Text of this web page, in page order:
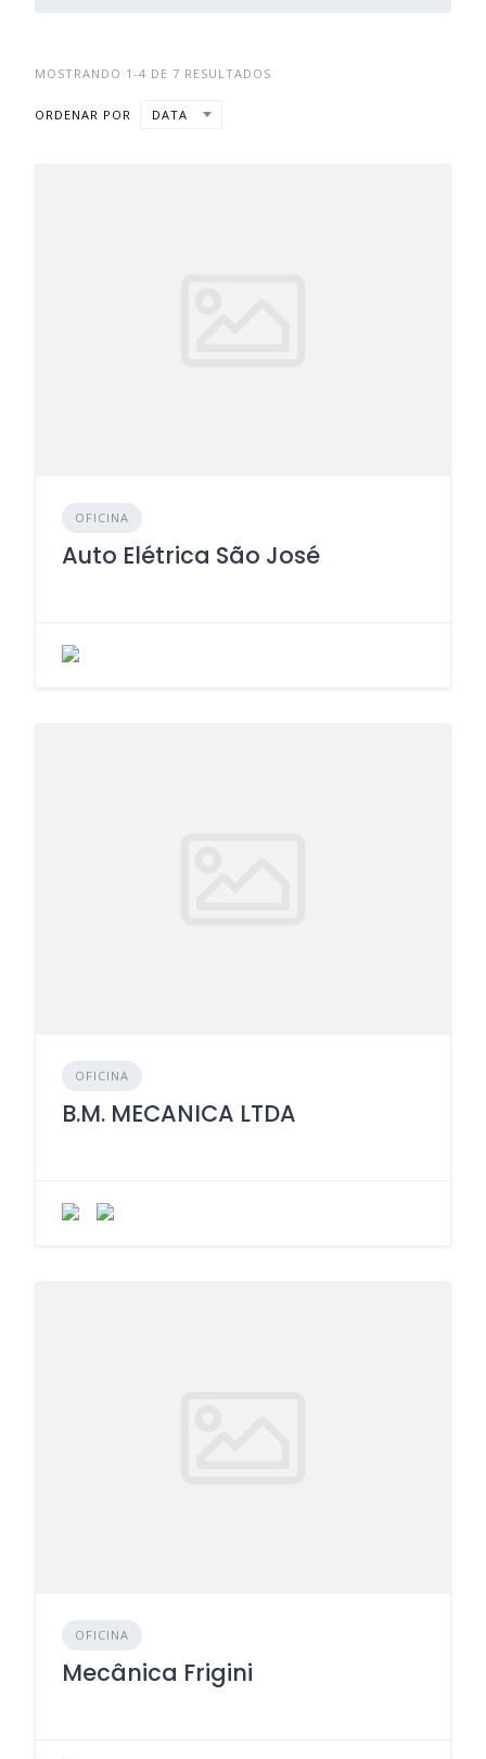
MOSTRANDO 1-4 DE 7 RESULTADOS
ORDENAR POR DATA
OFICINA
Auto Elétrica São José
OFICINA
B.M. MECANICA LTDA
OFICINA
Mecânica Frigini